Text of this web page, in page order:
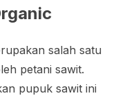
salah satu
petani sawit.
pupuk sawit ini